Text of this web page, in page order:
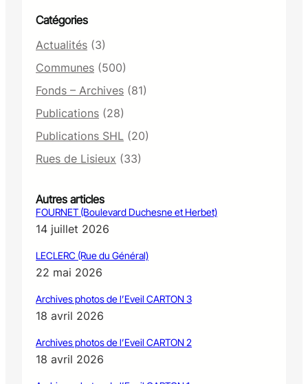
Catégories
Actualités (3)
Communes (500)
Fonds – Archives (81)
Publications (28)
Publications SHL (20)
Rues de Lisieux (33)
Autres articles
FOURNET (Boulevard Duchesne et Herbet)
14 juillet 2026
LECLERC (Rue du Général)
22 mai 2026
Archives photos de l’Eveil CARTON 3
18 avril 2026
Archives photos de l’Eveil CARTON 2
18 avril 2026